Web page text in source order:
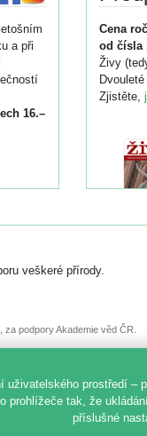
a při
16.–
Cena
od čísla
Živy
Zjistěte,
veškeré přírody.
podpory Akademie věd ČR.
prostředí
prohlížeče tak, že
příslušné